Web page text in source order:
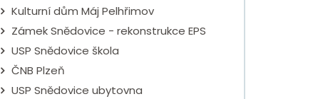
Kulturní dům Máj Pelhřimov
Zámek Snědovice - rekonstrukce EPS
USP Snědovice škola
ČNB Plzeň
USP Snědovice ubytovna